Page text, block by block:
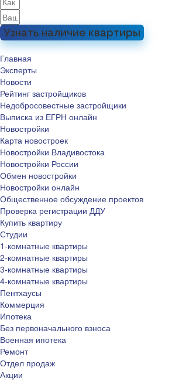
Узнать наличие квартиры
Главная
Эксперты
Новости
Рейтинг застройщиков
Недобросовестные застройщики
Выписка из ЕГРН онлайн
Новостройки
Карта новостроек
Новостройки Владивостока
Новостройки России
Обмен новостройки
Новостройки онлайн
Общественное обсуждение проектов
Проверка регистрации ДДУ
Купить квартиру
Студии
1-комнатные квартиры
2-комнатные квартиры
3-комнатные квартиры
4-комнатные квартиры
Пентхаусы
Коммерция
Ипотека
Без первоначального взноса
Военная ипотека
Ремонт
Отдел продаж
Акции